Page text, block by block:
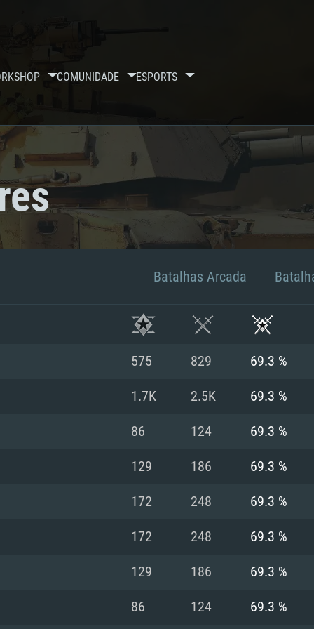
COMUNIDADE ESPORTS
DE
Batalhas Arcada
575 829 69.3 %
1.7K 2.5K 69.3 %
86 124 69.3 %
129 186 69.3 %
172 248 69.3 %
172 248 69.3 %
129 186 69.3 %
86 124 69.3 %